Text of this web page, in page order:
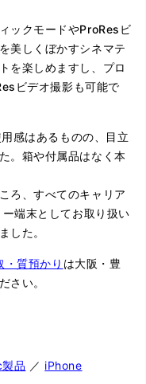
ックモードやProResビ
美しくぼかすシネマテ
を楽しめますし、プロ
ビデオ撮影も可能で
感はあるものの、目立
。箱や付属品はなく本
ろ、すべてのキャリア
端末としてお取り扱い
した。
質預かり は大阪・豊
さい。
品 ／ iPhone